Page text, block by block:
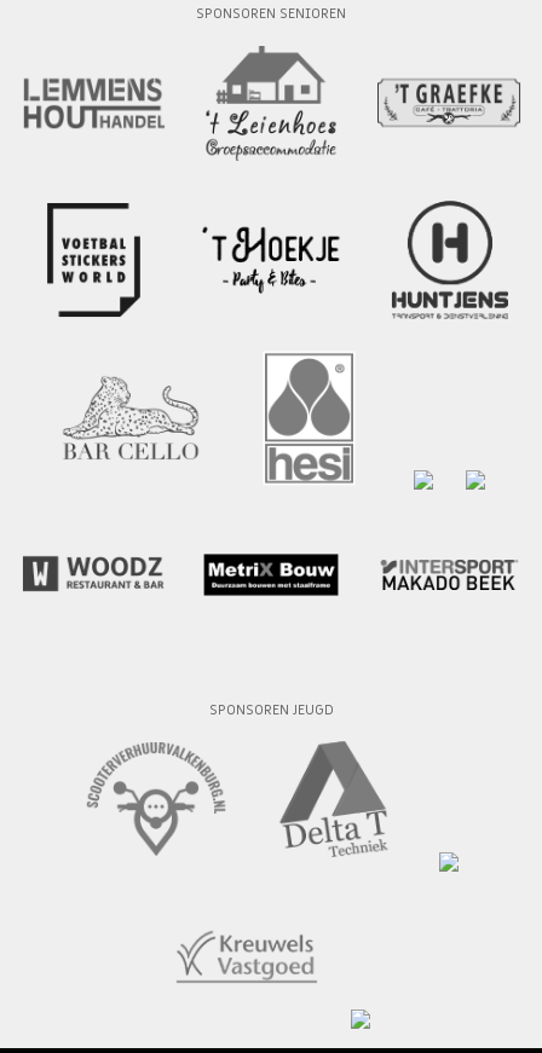
SPONSOREN SENIOREN
SPONSOREN JEUGD